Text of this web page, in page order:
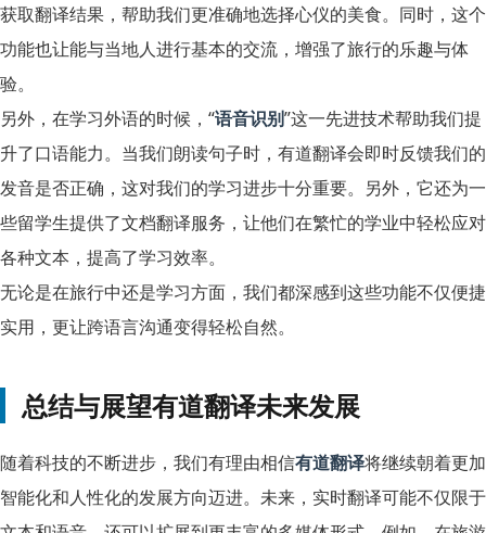
获取翻译结果，帮助我们更准确地选择心仪的美食。同时，这个
功能也让能与当地人进行基本的交流，增强了旅行的乐趣与体
验。
另外，在学习外语的时候，“语音识别”这一先进技术帮助我们提
升了口语能力。当我们朗读句子时，有道翻译会即时反馈我们的
发音是否正确，这对我们的学习进步十分重要。另外，它还为一
些留学生提供了文档翻译服务，让他们在繁忙的学业中轻松应对
各种文本，提高了学习效率。
无论是在旅行中还是学习方面，我们都深感到这些功能不仅便捷
实用，更让跨语言沟通变得轻松自然。
总结与展望有道翻译未来发展
随着科技的不断进步，我们有理由相信有道翻译将继续朝着更加
智能化和人性化的发展方向迈进。未来，实时翻译可能不仅限于